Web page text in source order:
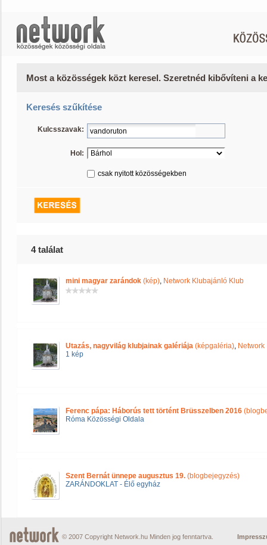
Most a közösségek közt keresel. Szeretnéd kibővíteni a
Keresés szűkítése
Kulcsszavak:
Hol:
csak nyitott közösségekben
4 találat
mini magyar zarándok (kép), Network Klubajánló Klub
Utazás, nagyvilág klubjainak galériája (képgaléria),
1 kép
Ferenc pápa: Háborús tett történt Brüsszelben 2016
Róma Közösségi Oldala
Szent Bernát ünnepe augusztus 19. (blogbejegyzés)
ZARÁNDOKLAT - Élő egyház
© 2007 Copyright Network.hu Minden jog fenntartva.